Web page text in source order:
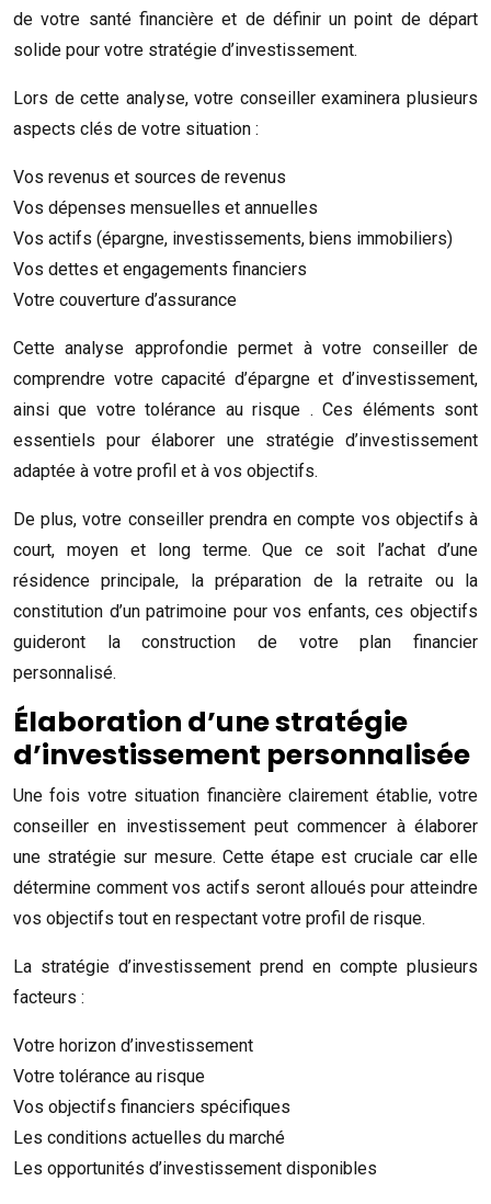
de votre santé financière et de définir un point de départ
solide pour votre stratégie d’investissement.
Lors de cette analyse, votre conseiller examinera plusieurs
aspects clés de votre situation :
Vos revenus et sources de revenus
Vos dépenses mensuelles et annuelles
Vos actifs (épargne, investissements, biens immobiliers)
Vos dettes et engagements financiers
Votre couverture d’assurance
Cette analyse approfondie permet à votre conseiller de
comprendre votre capacité d’épargne et d’investissement,
ainsi que votre tolérance au risque . Ces éléments sont
essentiels pour élaborer une stratégie d’investissement
adaptée à votre profil et à vos objectifs.
De plus, votre conseiller prendra en compte vos objectifs à
court, moyen et long terme. Que ce soit l’achat d’une
résidence principale, la préparation de la retraite ou la
constitution d’un patrimoine pour vos enfants, ces objectifs
guideront la construction de votre plan financier
personnalisé.
Élaboration d’une stratégie
d’investissement personnalisée
Une fois votre situation financière clairement établie, votre
conseiller en investissement peut commencer à élaborer
une stratégie sur mesure. Cette étape est cruciale car elle
détermine comment vos actifs seront alloués pour atteindre
vos objectifs tout en respectant votre profil de risque.
La stratégie d’investissement prend en compte plusieurs
facteurs :
Votre horizon d’investissement
Votre tolérance au risque
Vos objectifs financiers spécifiques
Les conditions actuelles du marché
Les opportunités d’investissement disponibles